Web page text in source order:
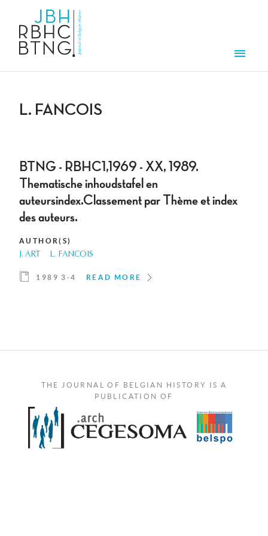
L. FANCOIS
BTNG - RBHC1,1969 - XX, 1989.
Thematische inhoudstafel en
auteursindex.Classement par Thème et index
des auteurs.
AUTHOR(S)
J. ART L. FANCOIS
1989 3-4 READ MORE
THE JOURNAL OF BELGIAN HISTORY IS A
PUBLICATION OF